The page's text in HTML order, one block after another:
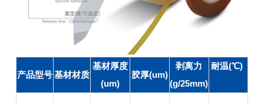
产品型号基材材质
基材厚度
(um)
胶厚(um)
剥离力
(g/25mm)
耐温(℃)